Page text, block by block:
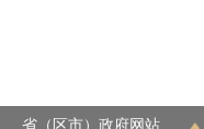
省（区市）政府网站